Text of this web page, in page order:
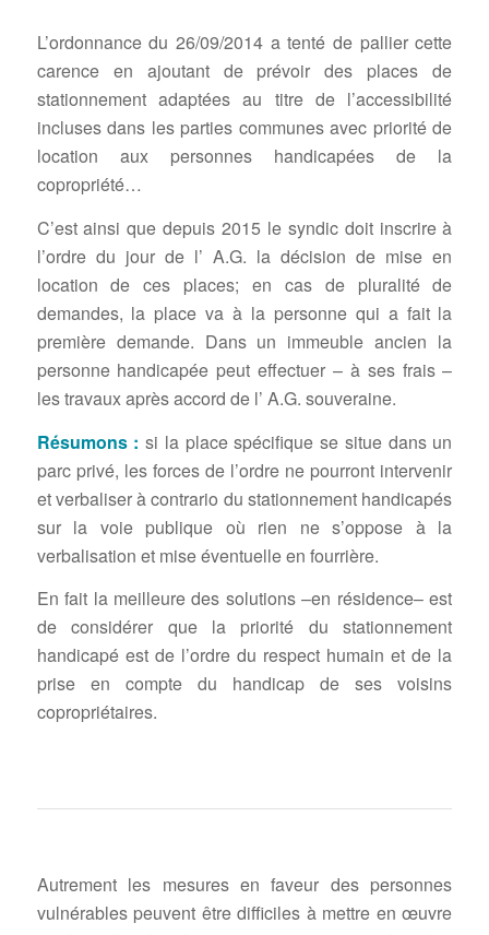
L’ordonnance du 26/09/2014 a tenté de pallier cette
carence en ajoutant de prévoir des places de
stationnement adaptées au titre de l’accessibilité
incluses dans les parties communes avec priorité de
location aux personnes handicapées de la
copropriété…
C’est ainsi que depuis 2015 le syndic doit inscrire à
l’ordre du jour de l’ A.G. la décision de mise en
location de ces places; en cas de pluralité de
demandes, la place va à la personne qui a fait la
première demande. Dans un immeuble ancien la
personne handicapée peut effectuer – à ses frais –
les travaux après accord de l’ A.G. souveraine.
Résumons : si la place spécifique se situe dans un
parc privé, les forces de l’ordre ne pourront intervenir
et verbaliser à contrario du stationnement handicapés
sur la voie publique où rien ne s’oppose à la
verbalisation et mise éventuelle en fourrière.
En fait la meilleure des solutions –en résidence– est
de considérer que la priorité du stationnement
handicapé est de l’ordre du respect humain et de la
prise en compte du handicap de ses voisins
copropriétaires.
Autrement les mesures en faveur des personnes
vulnérables peuvent être difficiles à mettre en œuvre